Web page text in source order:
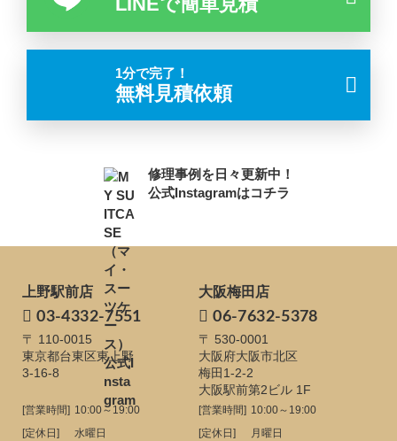
1分で完了！
無料見積依頼
修理事例を日々更新中！
公式Instagramはコチラ
上野駅前店
03-4332-7551
〒 110-0015
東京都台東区東上野
3-16-8
[営業時間] 10:00～19:00
[定休日]
水曜日
大阪梅田店
06-7632-5378
〒 530-0001
大阪府大阪市北区
梅田1-2-2
大阪駅前第2ビル 1F
[営業時間] 10:00～19:00
[定休日]
月曜日